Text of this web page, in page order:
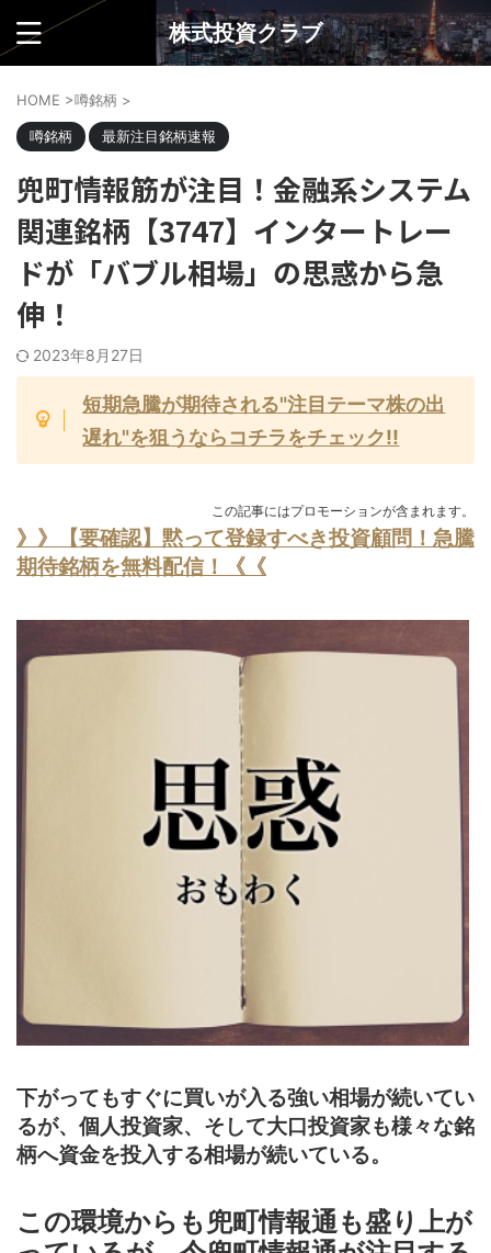
株式投資クラブ
HOME >噂銘柄 >
噂銘柄 最新注目銘柄速報
兜町情報筋が注目！金融系システム
関連銘柄【3747】インタートレー
ドが「バブル相場」の思惑から急
伸！
2023年8月27日
短期急騰が期待される"注目テーマ株の出
遅れ"を狙うならコチラをチェック!!
この記事にはプロモーションが含まれます。
》》【要確認】黙って登録すべき投資顧問！急騰
期待銘柄を無料配信！《《
下がってもすぐに買いが入る強い相場が続いてい
るが、個人投資家、そして大口投資家も様々な銘
柄へ資金を投入する相場が続いている。
この環境からも兜町情報通も盛り上が